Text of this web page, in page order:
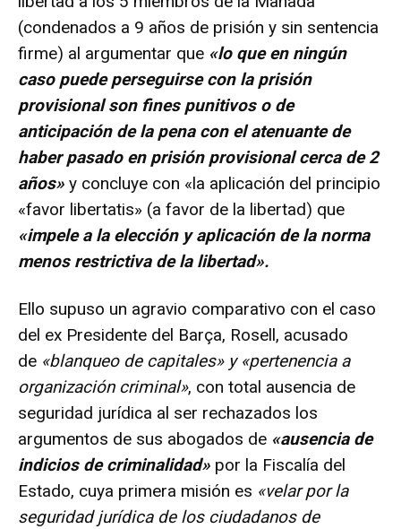
(condenados a 9 años de prisión y sin sentencia
firme) al argumentar que «lo que en ningún
caso puede perseguirse con la prisión
provisional son fines punitivos o de
anticipación de la pena con el atenuante de
haber pasado en prisión provisional cerca de 2
años» y concluye con «la aplicación del principio
«favor libertatis» (a favor de la libertad) que
«impele a la elección y aplicación de la norma
menos restrictiva de la libertad».
Ello supuso un agravio comparativo con el caso
del ex Presidente del Barça, Rosell, acusado
de «blanqueo de capitales» y «pertenencia a
organización criminal», con total ausencia de
seguridad jurídica al ser rechazados los
argumentos de sus abogados de «ausencia de
indicios de criminalidad» por la Fiscalía del
Estado, cuya primera misión es «velar por la
seguridad jurídica de los ciudadanos de